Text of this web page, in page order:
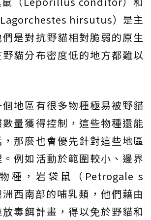
Lagorchestes hirsutus）是主
是對抗野貓相對脆弱的原生
貓分布密度低的地方都難以
地區有很多物種極易被野貓
量獲得控制，這些物種還能
那麼也會優先針對這些地區
例如活動於範圍較小、邊界
種，岩袋鼠（Petrogale s
西南部的哺乳類，他們藉由
毒餌計畫，得以免於野貓和